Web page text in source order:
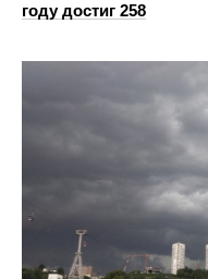
году достиг 258